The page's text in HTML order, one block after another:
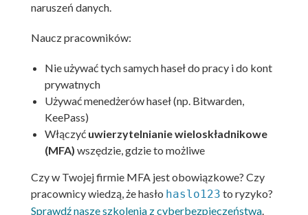
naruszeń danych.
Naucz pracowników:
Nie używać tych samych haseł do pracy i do kont
prywatnych
Używać menedżerów haseł (np. Bitwarden,
KeePass)
Włączyć uwierzytelnianie wieloskładnikowe
(MFA) wszędzie, gdzie to możliwe
Czy w Twojej firmie MFA jest obowiązkowe? Czy
pracownicy wiedzą, że hasło haslo123 to ryzyko?
Sprawdź nasze szkolenia z cyberbezpieczeństwa.